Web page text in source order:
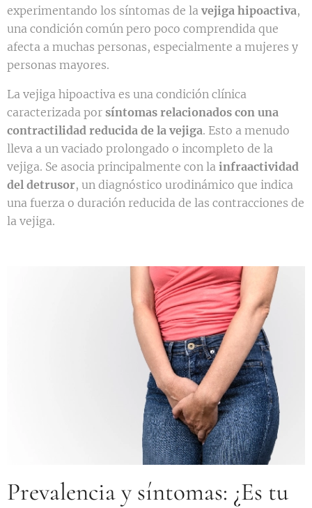
experimentando los síntomas de la vejiga hipoactiva,
una condición común pero poco comprendida que
afecta a muchas personas, especialmente a mujeres y
personas mayores.
La vejiga hipoactiva es una condición clínica
caracterizada por síntomas relacionados con una
contractilidad reducida de la vejiga. Esto a menudo
lleva a un vaciado prolongado o incompleto de la
vejiga. Se asocia principalmente con la infraactividad
del detrusor, un diagnóstico urodinámico que indica
una fuerza o duración reducida de las contracciones de
la vejiga.
Prevalencia y síntomas: ¿Es tu